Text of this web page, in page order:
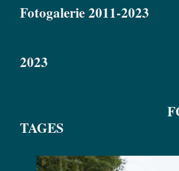
Fotogalerie 2011-2023
2023
FOTO
TAGES